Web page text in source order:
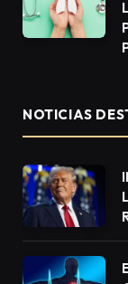
NOTICIAS